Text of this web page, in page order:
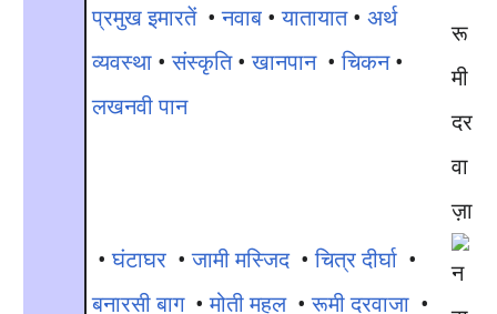
प्रमुख इमारतें•नवाब •यातायात• अर्थ
व्यवस्था •संस्कृति•खानपान•चिकन•
लखनवी पान
रू
मी
दर
वा
ज़ा
•घंटाघर •जामी मस्जिद•चित्र दीर्घा •
बनारसी बाग•मोती महल•रूमी दरवाजा •